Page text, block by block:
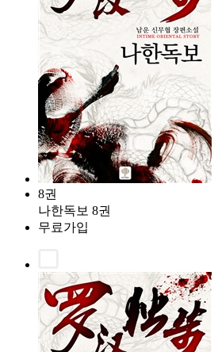
8권
나한독보 8권
무료가입